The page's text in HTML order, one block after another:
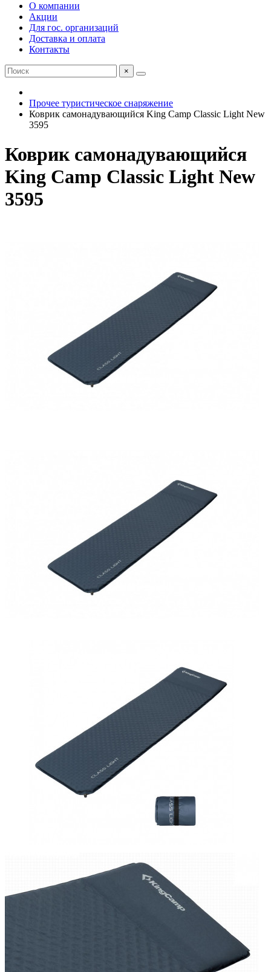
О компании
Акции
Для гос. организаций
Доставка и оплата
Контакты
×
Прочее туристическое снаряжение
Коврик самонадувающийся King Camp Classic Light New
3595
Коврик самонадувающийся
King Camp Classic Light New
3595